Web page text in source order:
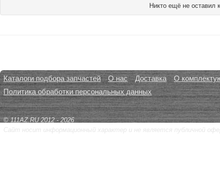
Никто ещё не оставил
Каталоги подбора запчастей О нас Доставка
О
Политика обработки персональных данных
© 111AZ.RU 2012 - 2026
Сайт носит информационный характер и не является публичной